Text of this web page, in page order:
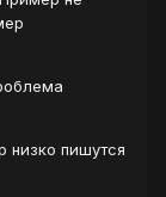
низко пишутся